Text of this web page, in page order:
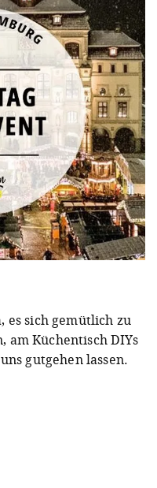
es sich gemütlich zu
am Küchentisch DIYs
gutgehen lassen.